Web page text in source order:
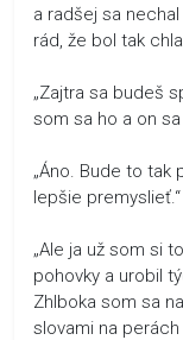
a radšej sa
rád, že bol tak
„Zajtra sa budeš
som sa ho a on
„Áno. Bude to tak
lepšie
„Ale ja už som si
pohovky a urobil
Zhlboka som sa
slovami na